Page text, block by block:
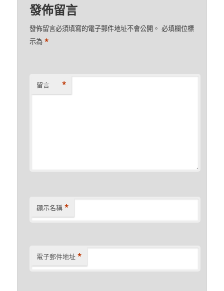
發佈留言
發佈留言必須填寫的電子郵件地址不會公開。 必填欄位標
示為 *
留言 *
顯示名稱 *
電子郵件地址 *